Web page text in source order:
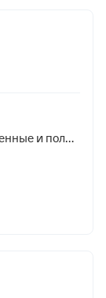
Четкие технические задания, своевременные и полные выплаты